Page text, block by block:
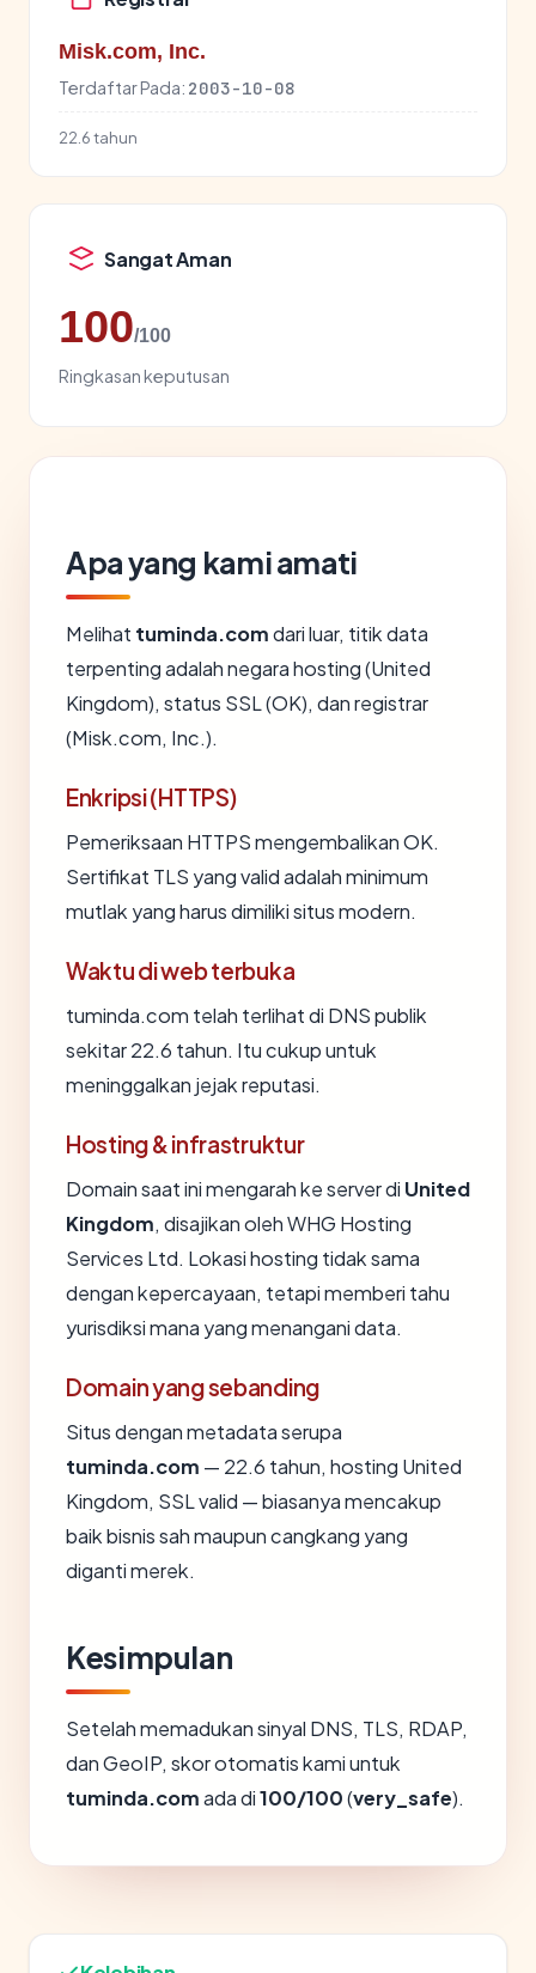
Misk.com, Inc.
Terdaftar Pada: 2003-10-08
22.6 tahun
Sangat Aman
100/100
Ringkasan keputusan
Apa yang kami amati
Melihat tuminda.comdari luar, titik data
terpenting adalah negara hosting (United
Kingdom), status SSL (OK), dan registrar
(Misk.com, Inc.).
Enkripsi (HTTPS)
Pemeriksaan HTTPS mengembalikan OK.
Sertifikat TLS yang valid adalah minimum
mutlak yang harus dimiliki situs modern.
Waktu di web terbuka
tuminda.com telah terlihat di DNS publik
sekitar 22.6 tahun. Itu cukup untuk
meninggalkan jejak reputasi.
Hosting & infrastruktur
Domain saat ini mengarah ke server di United
Kingdom, disajikan oleh WHG Hosting
Services Ltd. Lokasi hosting tidak sama
dengan kepercayaan, tetapi memberi tahu
yurisdiksi mana yang menangani data.
Domain yang sebanding
Situs dengan metadata serupa
tuminda.com — 22.6 tahun, hosting United
Kingdom, SSL valid — biasanya mencakup
baik bisnis sah maupun cangkang yang
diganti merek.
Kesimpulan
Setelah memadukan sinyal DNS, TLS, RDAP,
dan GeoIP, skor otomatis kami untuk
tuminda.comada di100/100(very_safe).